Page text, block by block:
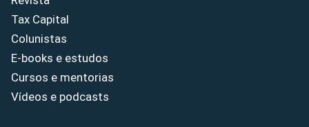
Tax Capital
Colunistas
E-books e estudos
Cursos e mentorias
Vídeos e podcasts